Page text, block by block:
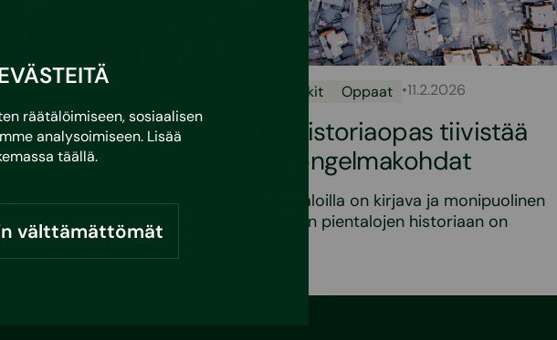
räätälöimiseen, sosiaalisen
analysoimiseen. Lisää
täällä.
välttämättömät
ja usein
kunnossapito-
Asumisvinkit Oppaat •11.2.2026
Pientalojen historiaopas tiivistää
pientalojen ongelmakohdat
Suomalaisilla pientaloilla on kirjava ja monipuolinen
menneisyys Suomen pientalojen historiaan on
Lue lisää